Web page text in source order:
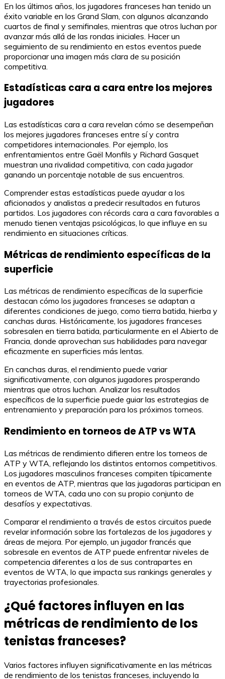
En los últimos años, los jugadores franceses han tenido un
éxito variable en los Grand Slam, con algunos alcanzando
cuartos de final y semifinales, mientras que otros luchan por
avanzar más allá de las rondas iniciales. Hacer un
seguimiento de su rendimiento en estos eventos puede
proporcionar una imagen más clara de su posición
competitiva.
Estadísticas cara a cara entre los mejores
jugadores
Las estadísticas cara a cara revelan cómo se desempeñan
los mejores jugadores franceses entre sí y contra
competidores internacionales. Por ejemplo, los
enfrentamientos entre Gaël Monfils y Richard Gasquet
muestran una rivalidad competitiva, con cada jugador
ganando un porcentaje notable de sus encuentros.
Comprender estas estadísticas puede ayudar a los
aficionados y analistas a predecir resultados en futuros
partidos. Los jugadores con récords cara a cara favorables a
menudo tienen ventajas psicológicas, lo que influye en su
rendimiento en situaciones críticas.
Métricas de rendimiento específicas de la
superficie
Las métricas de rendimiento específicas de la superficie
destacan cómo los jugadores franceses se adaptan a
diferentes condiciones de juego, como tierra batida, hierba y
canchas duras. Históricamente, los jugadores franceses
sobresalen en tierra batida, particularmente en el Abierto de
Francia, donde aprovechan sus habilidades para navegar
eficazmente en superficies más lentas.
En canchas duras, el rendimiento puede variar
significativamente, con algunos jugadores prosperando
mientras que otros luchan. Analizar los resultados
específicos de la superficie puede guiar las estrategias de
entrenamiento y preparación para los próximos torneos.
Rendimiento en torneos de ATP vs WTA
Las métricas de rendimiento difieren entre los torneos de
ATP y WTA, reflejando los distintos entornos competitivos.
Los jugadores masculinos franceses compiten típicamente
en eventos de ATP, mientras que las jugadoras participan en
torneos de WTA, cada uno con su propio conjunto de
desafíos y expectativas.
Comparar el rendimiento a través de estos circuitos puede
revelar información sobre las fortalezas de los jugadores y
áreas de mejora. Por ejemplo, un jugador francés que
sobresale en eventos de ATP puede enfrentar niveles de
competencia diferentes a los de sus contrapartes en
eventos de WTA, lo que impacta sus rankings generales y
trayectorias profesionales.
¿Qué factores influyen en las
métricas de rendimiento de los
tenistas franceses?
Varios factores influyen significativamente en las métricas
de rendimiento de los tenistas franceses, incluyendo la